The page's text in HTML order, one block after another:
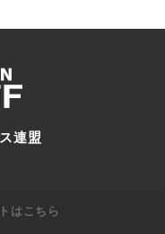
連盟
はこちら